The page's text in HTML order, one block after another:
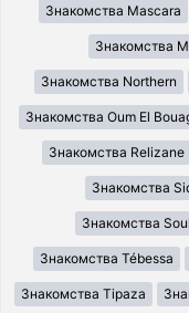
Знакомства Mascara
Знакомства
Знакомства Northern
Знакомства Oum El
Знакомства Relizane
Знакомства
Знакомства
Знакомства Tébessa
Знакомства Tipaza